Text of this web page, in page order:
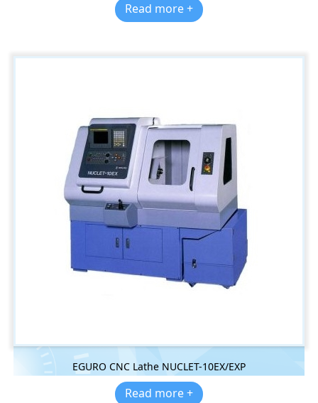
Read more +
EGURO CNC Lathe NUCLET-10EX/EXP
Read more +